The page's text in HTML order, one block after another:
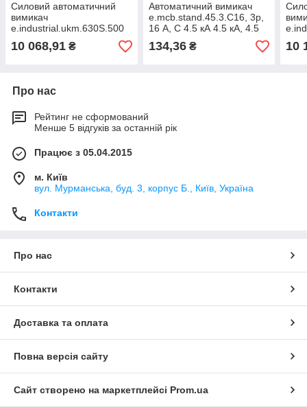
Силовий автоматичний
вимикач
e.industrial.ukm.630S.500
3р 500 А
10 068,91 ₴
Автоматичний вимикач
e.mcb.stand.45.3.C16, 3р,
16 А, C 4.5 кА 4.5 кА, 4.5
кА
134,36₴
3р
10
Про нас
Рейтинг не сформований
Менше 5 відгуків за останній рік
Працює з 05.04.2015
м. Київ
вул. Мурманська, буд. 3, корпус Б., Київ, Україна
Контакти
Про нас
Контакти
Доставка та оплата
Повна версія сайту
Сайт створено на маркетплейсі Prom.ua